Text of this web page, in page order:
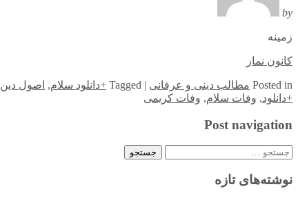
by
زمینه
کانون نماز
Posted in مطالب دینی و عرفانی |
Tagged +دانلود سلام, اصول دین
+دانلود, وفات سلام, وفات کریمی
Post navigation
جستجو
نوشته‌های تازه